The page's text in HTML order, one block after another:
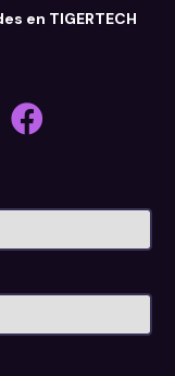
en TIGERTECH